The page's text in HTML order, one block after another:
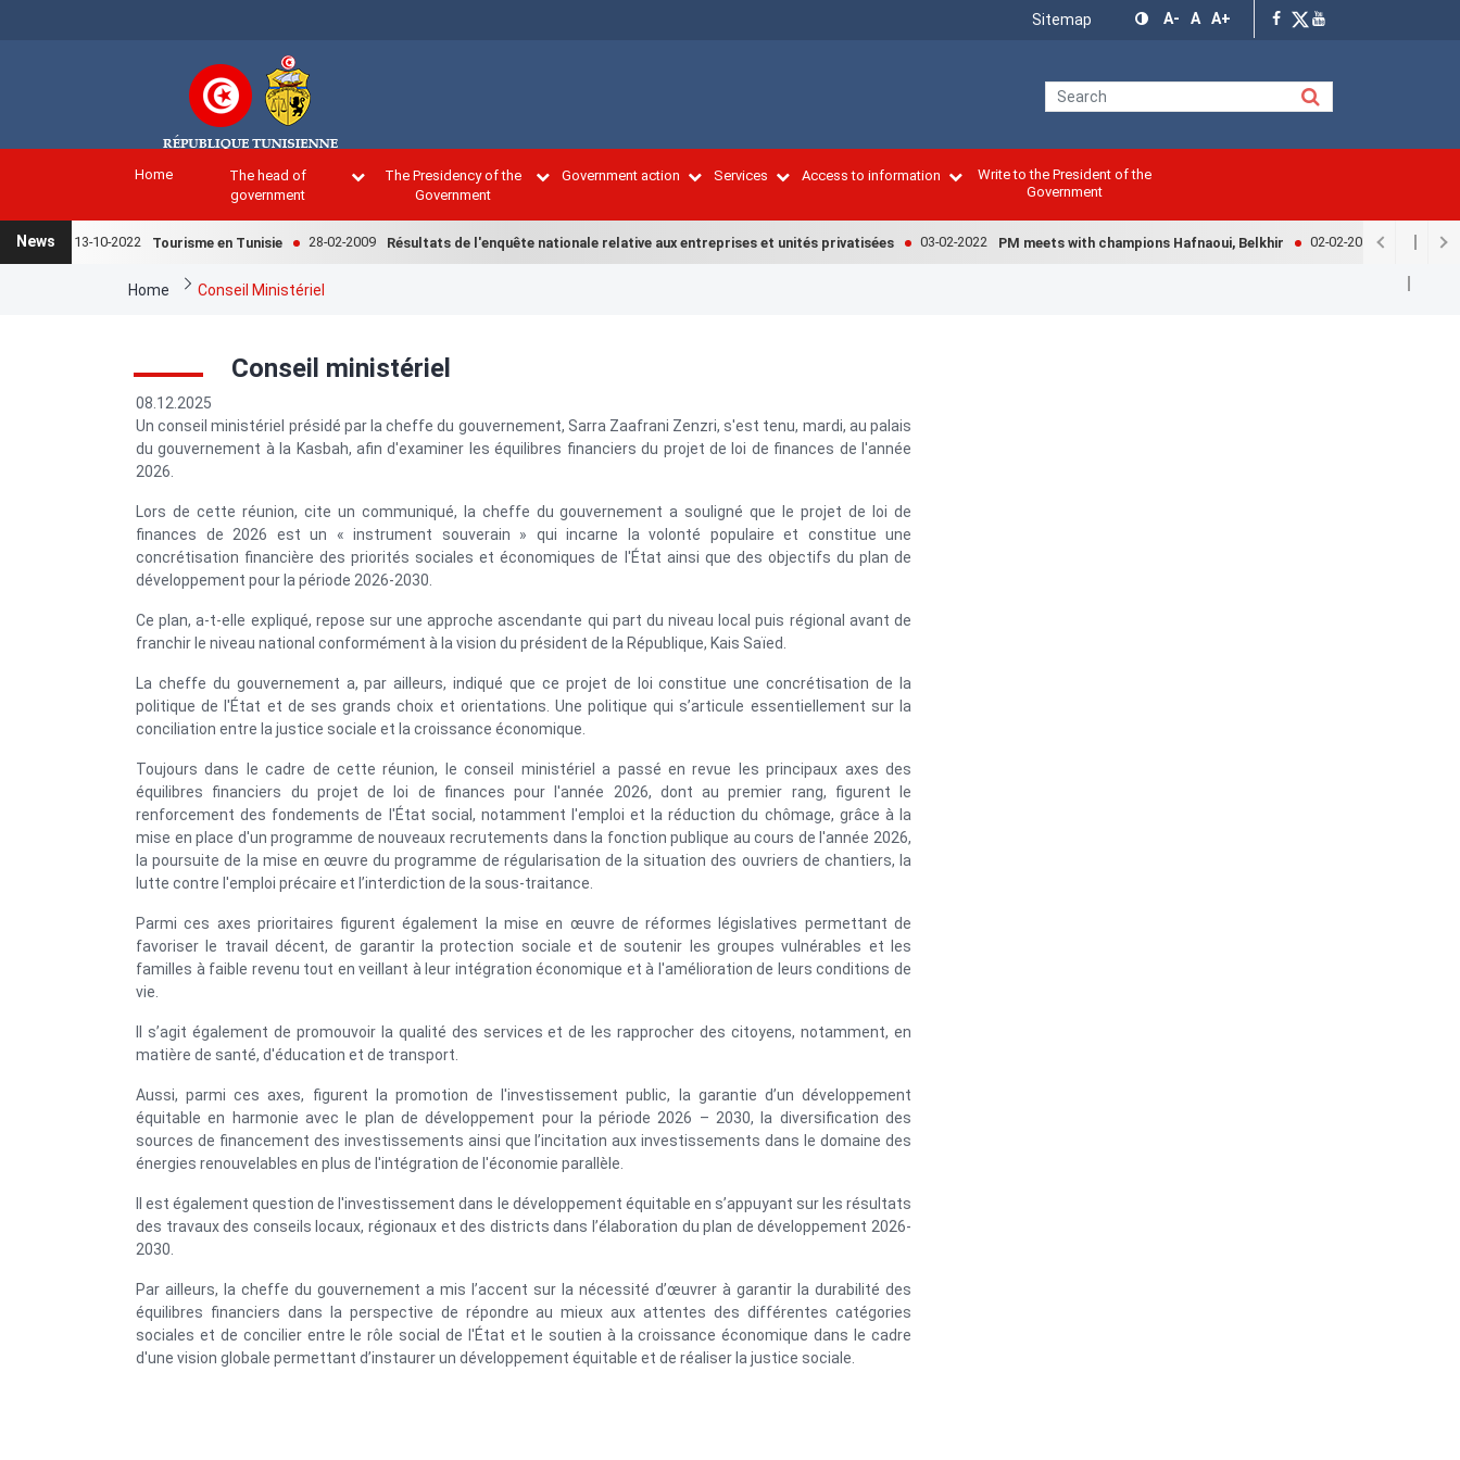
A- A A+
Menu
Sitemap
Home
The head of
government
The Presidency of the
Government
Government action Services Access to information
Write to the President of the
Government
News 13-10-2022 Tourisme en Tunisie 28-02-2009 Résultats de l'enquête nationale relative aux entreprises et unités privatisées 03-02-2022 PM meets with champions Hafnaoui, Belkhir 02-02-2022
Home Conseil Ministériel
Conseil ministériel
08.12.2025
Un conseil ministériel présidé par la cheffe du gouvernement, Sarra Zaafrani Zenzri, s'est tenu, mardi, au palais
du gouvernement à la Kasbah, afin d'examiner les équilibres financiers du projet de loi de finances de l'année
2026.
Lors de cette réunion, cite un communiqué, la cheffe du gouvernement a souligné que le projet de loi de
finances de 2026 est un « instrument souverain » qui incarne la volonté populaire et constitue une
concrétisation financière des priorités sociales et économiques de l'État ainsi que des objectifs du plan de
développement pour la période 2026-2030.
Ce plan, a-t-elle expliqué, repose sur une approche ascendante qui part du niveau local puis régional avant de
franchir le niveau national conformément à la vision du président de la République, Kais Saïed.
La cheffe du gouvernement a, par ailleurs, indiqué que ce projet de loi constitue une concrétisation de la
politique de l'État et de ses grands choix et orientations. Une politique qui s’articule essentiellement sur la
conciliation entre la justice sociale et la croissance économique.
Toujours dans le cadre de cette réunion, le conseil ministériel a passé en revue les principaux axes des
équilibres financiers du projet de loi de finances pour l'année 2026, dont au premier rang, figurent le
renforcement des fondements de l'État social, notamment l'emploi et la réduction du chômage, grâce à la
mise en place d'un programme de nouveaux recrutements dans la fonction publique au cours de l'année 2026,
la poursuite de la mise en œuvre du programme de régularisation de la situation des ouvriers de chantiers, la
lutte contre l'emploi précaire et l’interdiction de la sous-traitance.
Parmi ces axes prioritaires figurent également la mise en œuvre de réformes législatives permettant de
favoriser le travail décent, de garantir la protection sociale et de soutenir les groupes vulnérables et les
familles à faible revenu tout en veillant à leur intégration économique et à l'amélioration de leurs conditions de
vie.
Il s’agit également de promouvoir la qualité des services et de les rapprocher des citoyens, notamment, en
matière de santé, d'éducation et de transport.
Aussi, parmi ces axes, figurent la promotion de l'investissement public, la garantie d’un développement
équitable en harmonie avec le plan de développement pour la période 2026 – 2030, la diversification des
sources de financement des investissements ainsi que l’incitation aux investissements dans le domaine des
énergies renouvelables en plus de l'intégration de l'économie parallèle.
Il est également question de l'investissement dans le développement équitable en s’appuyant sur les résultats
des travaux des conseils locaux, régionaux et des districts dans l’élaboration du plan de développement 2026-
2030.
Par ailleurs, la cheffe du gouvernement a mis l’accent sur la nécessité d’œuvrer à garantir la durabilité des
équilibres financiers dans la perspective de répondre au mieux aux attentes des différentes catégories
sociales et de concilier entre le rôle social de l'État et le soutien à la croissance économique dans le cadre
d'une vision globale permettant d’instaurer un développement équitable et de réaliser la justice sociale.